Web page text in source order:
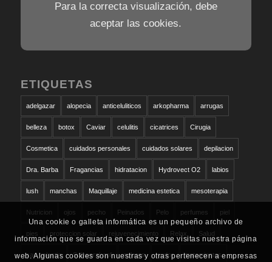
Para la correcta visualización, debe
aceptar las cookies.
ETIQUETAS
adelgazar alopecia anticeluliticos arkopharma arrugas
belleza botox Caviar celulitis cicatrices Cirugia
Cosmetica cuidados personales cuidados solares depilacion
Dra. Barba Fragancias hidratacion Hydrovect O2 labios
lush manchas Maquillaje medicina estetica mesoterapia
Nutricion ojos pecho Peinados Pelo perfumes piel
pies proteccion solar rejuvenecimiento Relax Salud
san valentin Schwarzkopf solares sudor tratamientos
Una cookie o galleta informática es un pequeño archivo de
información que se guarda en cada vez que visitas nuestra página
web. Algunas cookies son nuestras y otras pertenecen a empresas